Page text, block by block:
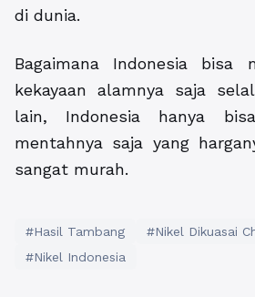
di dunia.
Bagaimana Indonesia bisa
kekayaan alamnya saja
lain, Indonesia hanya
mentahnya saja yang
sangat murah.
#Hasil Tambang
#Nikel Dikuasai
#Nikel Indonesia